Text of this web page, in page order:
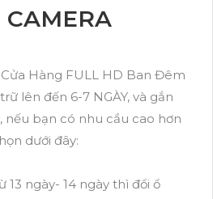
CAMERA
Hàng FULL HD Ban Đêm
lên đến 6-7 NGÀY, và gắn
nếu bạn có nhu cầu cao hơn
dưới đây:
ngày- 14 ngày thì đổi ổ